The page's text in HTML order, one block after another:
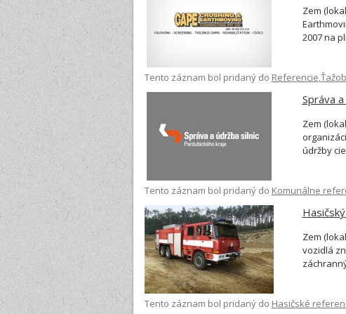
Zem
2007 na
včetne
Tento záznam bol pridaný do Referencie,
Správa
Zem
údržby
snehové
Tento záznam bol pridaný do Komunálne
Zem
vozidlá
Tento záznam bol pridaný do Hasičské